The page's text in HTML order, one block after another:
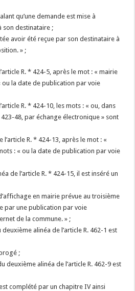
qu’une demande est mise à
son destinataire ;
avoir été reçue par son destinataire à
» ;
R. * 424-5, après le mot : « mairie
ou la date de publication par voie
R. * 424-10, les mots : « ou, dans
423-48, par échange électronique » sont
l’article R. * 424-13, après le mot : «
: « ou la date de publication par voie
de l’article R. * 424-15, il est inséré un
en mairie prévue au troisième
par une publication par voie
de la commune. » ;
alinéa de l’article R. 462-1 est
;
deuxième alinéa de l’article R. 462-9 est
complété par un chapitre IV ainsi